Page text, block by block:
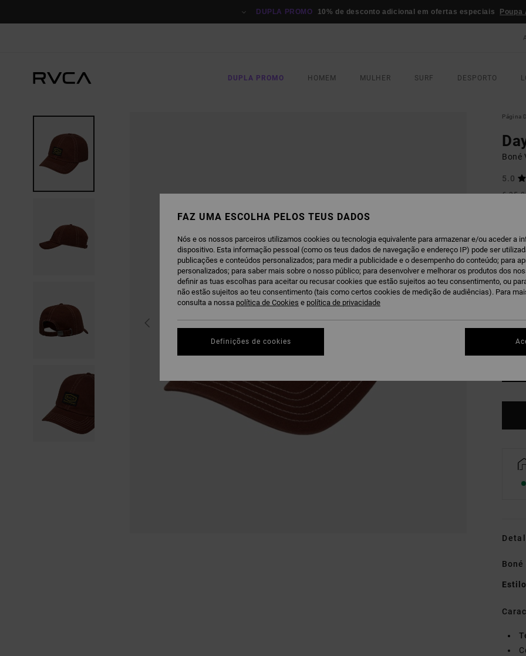
DUPLA PROMO 10% de desconto adicional em ofertas especiais Poupa
DUPLA PROMO HOMEM MULHER SURF DESPORTO
Página
Boné
5.0
€
DUPLA
COR
Estilo
FAZ UMA ESCOLHA PELOS TEUS DADOS
Nós e os nossos parceiros utilizamos cookies ou tecnologia equivalente para armazenar e/ou aceder a
dispositivo. Esta informação pessoal (como os teus dados de navegação e endereço IP) pode ser
publicações e conteúdos personalizados; para medir a publicidade e o desempenho do conteúdo; para
personalizados; para saber mais sobre o nosso público; para desenvolver e melhorar os produtos dos
definir as tuas escolhas para aceitar ou recusar cookies que estão sujeitos ao teu consentimento, ou
não estão sujeitos ao teu consentimento (tais como certos cookies de medição de audiências). Para
consulta a nossa política de Cookies e política de privacidade
Definições de cookies